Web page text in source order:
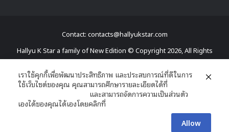
Contact: contacts@hallyukstar.com
Hallyu K Star a family of New Edition © Copyright 2026, All Rights
Facebook
X YouTube
RSS
Dailymotion
เราใช้คุกกี้เพื่อพัฒนาประสิทธิภาพ และประสบการณ์ที่ดีในการ
ใช้เว็บไซต์ของคุณ คุณสามารถศึกษารายละเอียดได้ที่
และสามารถจัดการความเป็นส่วนตัว
เองได้ของคุณได้เองโดยคลิกที่
Allow